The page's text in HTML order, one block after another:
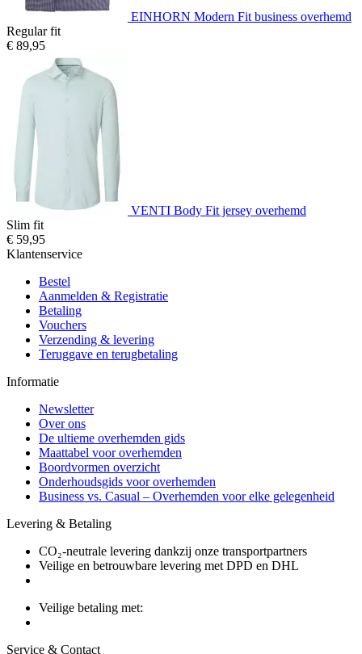
EINHORN Modern Fit business overhemd
Regular fit
€ 89,95
VENTI Body Fit jersey overhemd
Slim fit
€ 59,95
Klantenservice
Bestel
Aanmelden & Registratie
Betaling
Vouchers
Verzending & levering
Teruggave en terugbetaling
Informatie
Newsletter
Over ons
De ultieme overhemden gids
Maattabel voor overhemden
Boordvormen overzicht
Onderhoudsgids voor overhemden
Business vs. Casual – Overhemden voor elke gelegenheid
Levering & Betaling
CO₂-neutrale levering dankzij onze transportpartners
Veilige en betrouwbare levering met DPD en DHL
Veilige betaling met:
Service & Contact